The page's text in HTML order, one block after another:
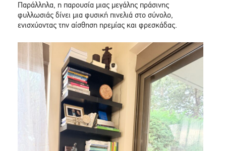
Παράλληλα, η παρουσία μιας μεγάλης πράσινης
φυλλωσιάς δίνει μια φυσική πινελιά στο σύνολο,
ενισχύοντας την αίσθηση ηρεμίας και φρεσκάδας.